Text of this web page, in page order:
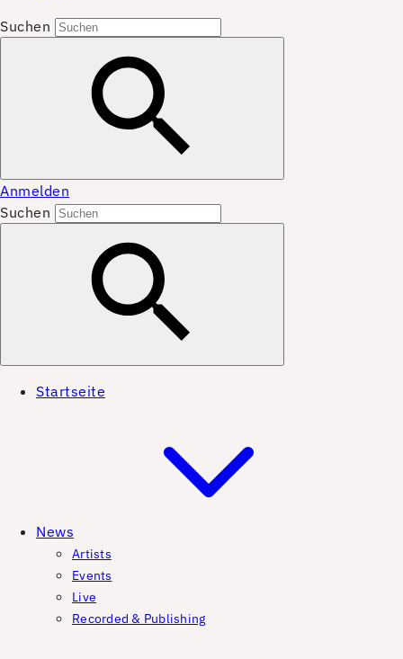
Suchen
Anmelden
Suchen
Startseite
News
Artists
Events
Live
Recorded & Publishing